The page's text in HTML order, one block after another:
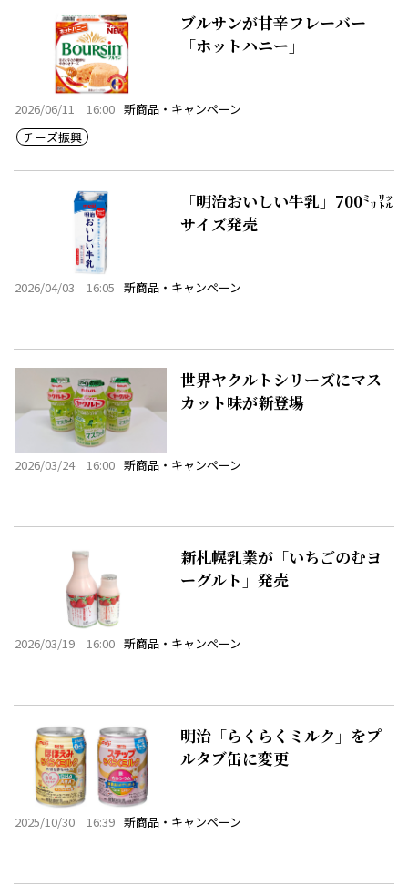
ブルサンが甘辛フレーバー
「ホットハニー」
2026/06/11 16:00 新商品・キャンペーン
チーズ振興
「明治おいしい牛乳」700㍉㍑
サイズ発売
2026/04/03 16:05 新商品・キャンペーン
世界ヤクルトシリーズにマス
カット味が新登場
2026/03/24 16:00 新商品・キャンペーン
新札幌乳業が「いちごのむヨ
ーグルト」発売
2026/03/19 16:00 新商品・キャンペーン
明治「らくらくミルク」をプ
ルタブ缶に変更
2025/10/30 16:39 新商品・キャンペーン